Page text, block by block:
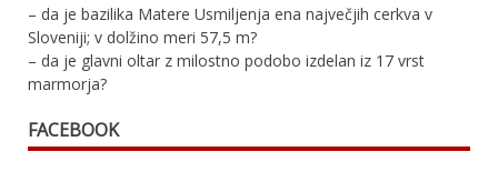
– da je bazilika Matere Usmiljenja ena največjih cerkva v
Sloveniji; v dolžino meri 57,5 m?
– da je glavni oltar z milostno podobo izdelan iz 17 vrst
marmorja?
FACEBOOK